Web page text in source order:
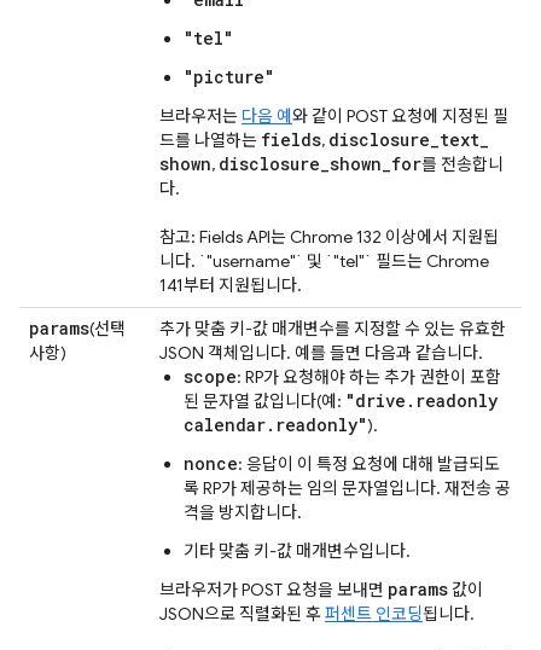
"tel"
"picture"
브라우저는 다음 예와 같이 POST 요청에 지정된 필
드를 나열하는 fields, disclosure_text_
shown, disclosure_shown_for를 전송합니
다.
참고: Fields API는 Chrome 132 이상에서 지원됩
니다. `"username"` 및 `"tel"` 필드는 Chrome
141부터 지원됩니다.
params(선택
사항)
추가 맞춤 키-값 매개변수를 지정할 수 있는 유효한
JSON 객체입니다. 예를 들면 다음과 같습니다.
scope: RP가 요청해야 하는 추가 권한이 포함
된 문자열 값입니다(예: "drive.readonly
calendar.readonly").
nonce: 응답이 이 특정 요청에 대해 발급되도
록 RP가 제공하는 임의 문자열입니다. 재전송 공
격을 방지합니다.
기타 맞춤 키-값 매개변수입니다.
브라우저가 POST 요청을 보내면 params값이
JSON으로 직렬화된 후퍼센트 인코딩됩니다.